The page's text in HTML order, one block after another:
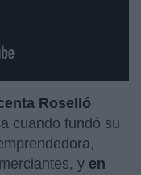
Roselló
cuando fundó su
y en